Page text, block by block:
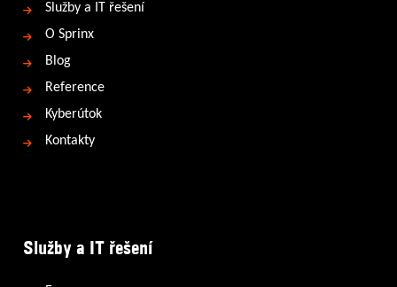
Služby a IT řešení
O Sprinx
Blog
Reference
Kyberútok
Kontakty
Služby a IT řešení